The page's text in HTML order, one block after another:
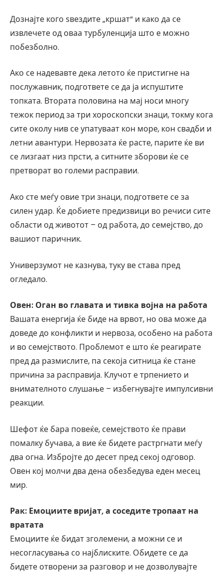
Дознајте кого ѕвездите „кршат“ и како да се
извлечете од оваа турбуленција што е можно
побезболно.
Ако се надевавте дека летото ќе пристигне на
послужавник, подгответе се да ја испуштите
топката. Втората половина на мај носи многу
тежок период за три хороскопски знаци, токму кога
сите околу нив се упатуваат кон море, кон свадби и
летни авантури. Нервозата ќе расте, парите ќе ви
се лизгаат низ прсти, а ситните зборови ќе се
претворат во големи расправии.
Ако сте меѓу овие три знаци, подгответе се за
силен удар. Ќе добиете предизвици во речиси сите
области од животот – од работа, до семејство, до
вашиот паричник.
Универзумот не казнува, туку ве става пред
огледало.
Овен: Оган во главата и тивка војна на работа
Вашата енергија ќе биде на врвот, но ова може да
доведе до конфликти и нервоза, особено на работа
и во семејството. Проблемот е што ќе реагирате
пред да размислите, па секоја ситница ќе стане
причина за расправија. Клучот е трпението и
внимателното слушање – избегнувајте импулсивни
реакции.
Шефот ќе бара повеќе, семејството ќе прави
помалку бучава, а вие ќе бидете растргнати меѓу
два огна. Избројте до десет пред секој одговор.
Овен кој молчи два дена обезбедува еден месец
мир.
Рак: Емоциите вријат, а соседите тропаат на
вратата
Емоциите ќе бидат зголемени, а можни се и
несогласувања со најблиските. Обидете се да
бидете отворени за разговор и не дозволувајте